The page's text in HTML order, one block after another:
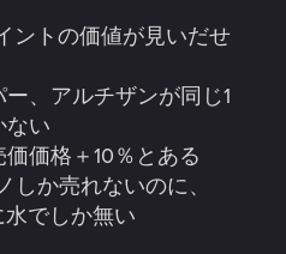
ントの価値が見いだせ
、アルチザンが同じ1
ない
価格＋10％とある
か売れないのに、
でしか無い